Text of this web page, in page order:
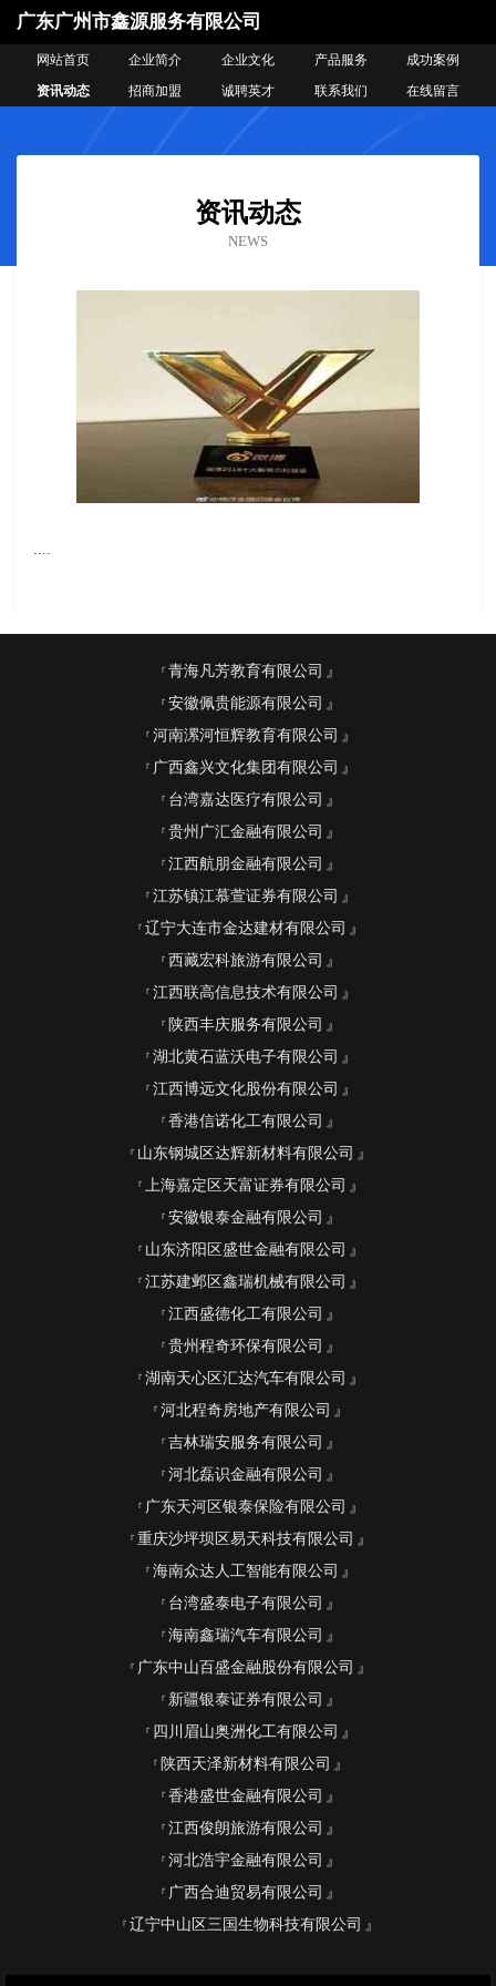
广东广州市鑫源服务有限公司
网站首页 企业简介 企业文化 产品服务
成功案例
资讯动态
招商加盟 诚聘英才 联系我们 在线留言
资讯动态
NEWS
....
青海凡芳教育有限公司
安徽佩贵能源有限公司
河南漯河恒辉教育有限公司
广西鑫兴文化集团有限公司
台湾嘉达医疗有限公司
贵州广汇金融有限公司
江西航朋金融有限公司
江苏镇江慕萱证券有限公司
辽宁大连市金达建材有限公司
西藏宏科旅游有限公司
江西联高信息技术有限公司
陕西丰庆服务有限公司
湖北黄石蓝沃电子有限公司
江西博远文化股份有限公司
香港信诺化工有限公司
山东钢城区达辉新材料有限公司
上海嘉定区天富证券有限公司
安徽银泰金融有限公司
山东济阳区盛世金融有限公司
江苏建邺区鑫瑞机械有限公司
江西盛德化工有限公司
贵州程奇环保有限公司
湖南天心区汇达汽车有限公司
河北程奇房地产有限公司
吉林瑞安服务有限公司
河北磊识金融有限公司
广东天河区银泰保险有限公司
重庆沙坪坝区易天科技有限公司
海南众达人工智能有限公司
台湾盛泰电子有限公司
海南鑫瑞汽车有限公司
广东中山百盛金融股份有限公司
新疆银泰证券有限公司
四川眉山奥洲化工有限公司
陕西天泽新材料有限公司
香港盛世金融有限公司
江西俊朗旅游有限公司
河北浩宇金融有限公司
广西合迪贸易有限公司
辽宁中山区三国生物科技有限公司